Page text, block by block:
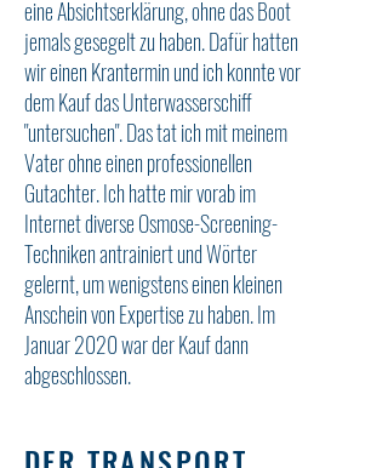
eine Absichtserklärung, ohne das Boot
jemals gesegelt zu haben. Dafür hatten
wir einen Krantermin und ich konnte vor
dem Kauf das Unterwasserschiff
"untersuchen". Das tat ich mit meinem
Vater ohne einen professionellen
Gutachter. Ich hatte mir vorab im
Internet diverse Osmose-Screening-
Techniken antrainiert und Wörter
gelernt, um wenigstens einen kleinen
Anschein von Expertise zu haben. Im
Januar 2020 war der Kauf dann
abgeschlossen.